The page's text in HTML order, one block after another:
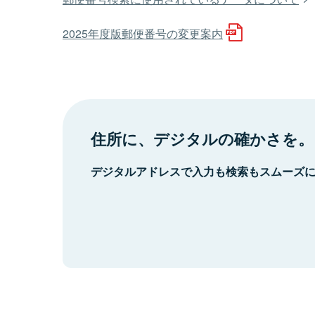
2025年度版郵便番号の変更案内
住所に、デジタルの確かさを。
デジタルアドレスで入力も検索もスムーズ